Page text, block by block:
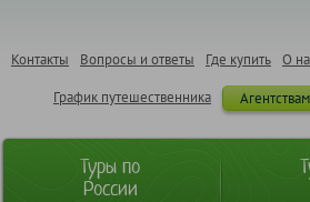
О
Где купить
Вопросы и ответы
Контакты
Агентствам
График путешественника
Туры по
России